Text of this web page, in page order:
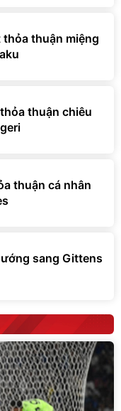
thỏa thuận miệng
thuận chiêu
thuận cá nhân
sang Gittens